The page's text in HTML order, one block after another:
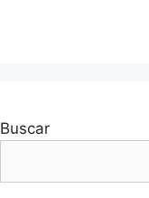
Buscar